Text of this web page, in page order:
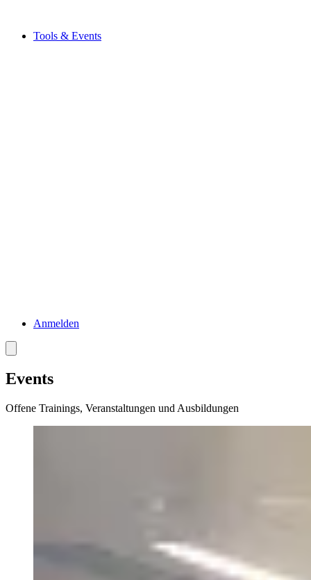
Tools & Events
Anmelden
Events
Offene Trainings, Veranstaltungen und Ausbildungen